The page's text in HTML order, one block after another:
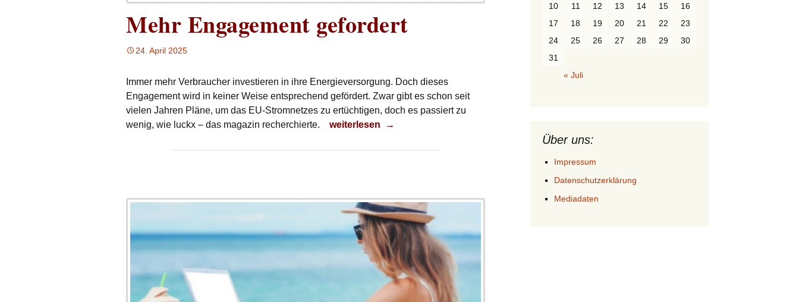
Mehr Engagement gefordert
24. April 2025
Immer mehr Verbraucher investieren in ihre Energieversorgung. Doch dieses
Engagement wird in keiner Weise entsprechend gefördert. Zwar gibt es schon seit
vielen Jahren Pläne, um das EU-Stromnetzes zu ertüchtigen, doch es passiert zu
wenig, wie luckx – das magazin recherchierte.
Mehr Engagement gefordert
weiterlesen →
10
11 12 13 14 15
16
17
18 19 20 21 22
23
24
25 26 27 28 29
30
31
« Juli
Über uns:
Impressum
Datenschutzerklärung
Mediadaten